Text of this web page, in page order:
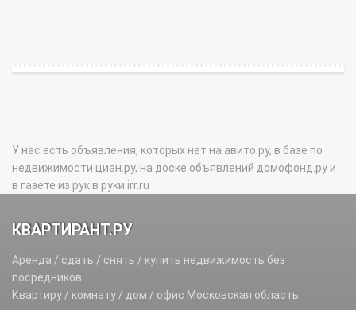
У нас есть объявления, которых нет на авито.ру, в базе по
недвижимости циан.ру, на доске объявлений домофонд.ру и
в газете из рук в руки irr.ru
КВАРТИРАНТ.РУ
Аренда / сдать / снять / купить недвижимость без
посредников.
Квартиру / комнату / дом / офис Московская область